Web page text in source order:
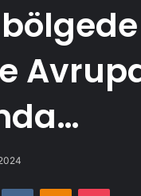
VKontakteOdnoklassniki
Pocket